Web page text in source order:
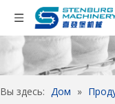
Вы здесь: Дом »